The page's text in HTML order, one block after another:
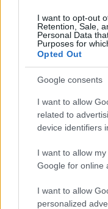
I want to opt-out
Retention, Sale,
Personal Data
Purposes for
Opted Out
Google consents
I want to allow
related to
device identifiers
I want to allow
Google for online
I want to allow
personalized
Heycar
¿Estás pensando en
AUTOMOVIL